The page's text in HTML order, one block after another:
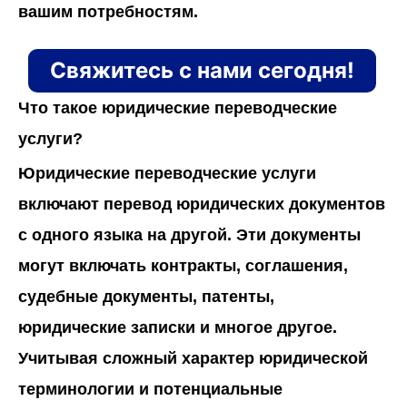
вашим потребностям.
Свяжитесь с нами сегодня!
Что такое юридические переводческие
услуги?
Юридические переводческие услуги
включают перевод юридических документов
с одного языка на другой. Эти документы
могут включать контракты, соглашения,
судебные документы, патенты,
юридические записки и многое другое.
Учитывая сложный характер юридической
терминологии и потенциальные